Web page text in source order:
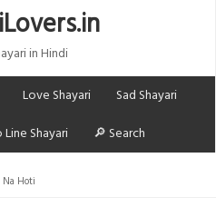
in Hindi
Love Shayari
Sad Shayari
Shayari 🔎 Search
Hoti